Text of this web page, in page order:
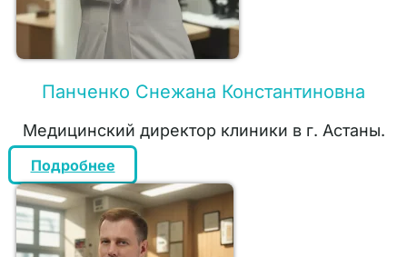
Панченко Снежана Константиновна
Медицинский директор клиники в г. Астаны.
Подробнее